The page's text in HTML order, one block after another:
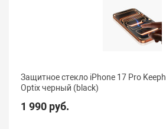
Защитное стекло iPhone 17 Pro
Optix черный (black)
1 990 руб.